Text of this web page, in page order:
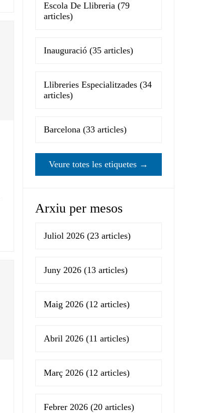
Escola De Llibreria (79
articles)
Inauguració (35 articles)
Llibreries Especialitzades (34
articles)
Barcelona (33 articles)
Veure totes les etiquetes →
Arxiu per mesos
Juliol 2026 (23 articles)
Juny 2026 (13 articles)
Maig 2026 (12 articles)
Abril 2026 (11 articles)
Març 2026 (12 articles)
Febrer 2026 (20 articles)